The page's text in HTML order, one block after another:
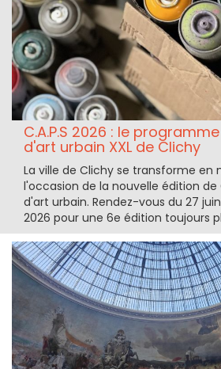
C.A.P.S 2026 : le
d'art urbain XXL de Clichy
La ville de Clichy se transforme en
l'occasion de la nouvelle édition de
d'art urbain. Rendez-vous du 27
2026 pour une 6e édition toujours